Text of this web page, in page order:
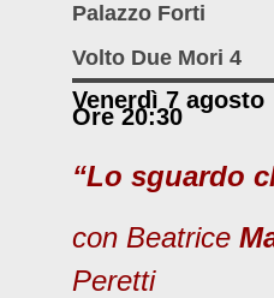
Palazzo Forti
Volto Due Mori 4
Venerdì 7 agosto
Ore 20:30
“Lo sguardo
con Beatrice
Peretti